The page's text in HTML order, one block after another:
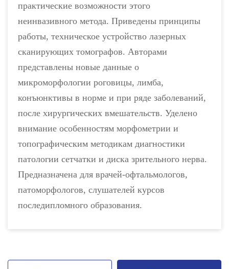
практические возможности этого
неинвазивного метода. Приведены принципы
работы, техническое устройство лазерных
сканирующих томографов. Авторами
представлены новые данные о
микроморфологии роговицы, лимба,
конъюнктивы в норме и при ряде заболеваний,
после хирургических вмешательств. Уделено
внимание особенностям морфометрии и
топографическим методикам диагностики
патологии сетчатки и диска зрительного нерва.
Предназначена для врачей-офтальмологов,
патоморфологов, слушателей курсов
последипломного образования.